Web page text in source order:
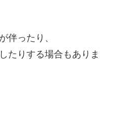
伴ったり、
たりする場合もありま